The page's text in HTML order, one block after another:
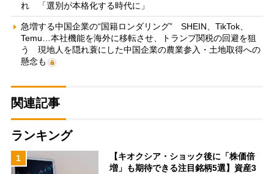
れ 「選別が本格化する時代に」
急増する中国企業の“国籍ロンダリング” SHEIN、TikTok、
Temu…本社機能を海外に移転させ、トランプ関税の回避を狙
う 現地人を隠れ蓑にした中国企業の農業参入・土地取得への
懸念も
関連記事
ランキング
1
【キオクシア・ショック後に「株価倍
増」も期待できる注目銘柄5選】資産3